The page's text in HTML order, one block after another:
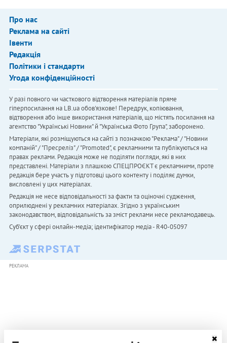
Про нас
Реклама на сайті
Івенти
Редакція
Політики і стандарти
Угода конфіденційності
У разі повного чи часткового відтворення матеріалів пряме
гіперпосилання на LB.ua обов'язкове! Передрук, копіювання,
відтворення або інше використання матеріалів, що містять посилання на
агентство "Українськi Новини" й "Українська Фото Група", заборонено.
Матеріали, які розміщуються на сайті з позначкою "Реклама" / "Новини
компаній" / "Пресреліз" / "Promoted", є рекламними та публікуються на
правах реклами. Редакція може не поділяти погляди, які в них
представлені. Матеріали з плашкою СПЕЦПРОЄКТ є рекламними, проте
редакція бере участь у підготовці цього контенту і поділяє думки,
висловлені у цих матеріалах.
Редакція не несе відповідальності за факти та оціночні судження,
оприлюднені у рекламних матеріалах. Згідно з українським
законодавством, відповідальність за зміст реклами несе рекламодавець.
Cуб'єкт у сфері онлайн-медіа; ідентифікатор медіа - R40-05097
РЕКЛАМА